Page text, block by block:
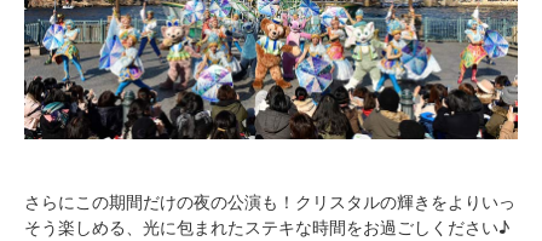
さらにこの期間だけの夜の公演も！クリスタルの輝きをよりいっ
そう楽しめる、光に包まれたステキな時間をお過ごしください♪